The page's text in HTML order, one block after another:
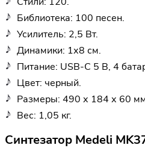
Библиотека: 100 песен.
Усилитель: 2,5 Вт.
Динамики: 1х8 см.
Питание: USB-C 5 В, 4
Цвет: черный.
Размеры: 490 х 184 х 60
Вес: 1,05 кг.
Синтезатор Medeli